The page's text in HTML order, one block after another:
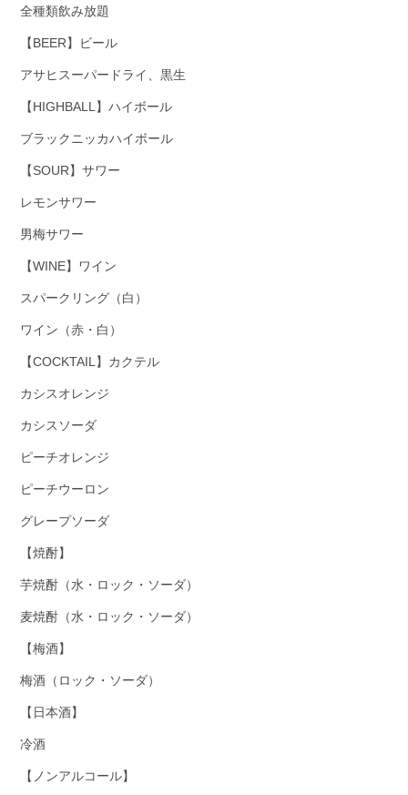
全種類飲み放題
【BEER】ビール
アサヒスーパードライ、黒生
【HIGHBALL】ハイボール
ブラックニッカハイボール
【SOUR】サワー
レモンサワー
男梅サワー
【WINE】ワイン
スパークリング（白）
ワイン（赤・白）
【COCKTAIL】カクテル
カシスオレンジ
カシスソーダ
ピーチオレンジ
ピーチウーロン
グレープソーダ
【焼酎】
芋焼酎（水・ロック・ソーダ）
麦焼酎（水・ロック・ソーダ）
【梅酒】
梅酒（ロック・ソーダ）
【日本酒】
冷酒
【ノンアルコール】